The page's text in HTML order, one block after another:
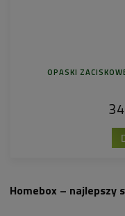
OPASKI
Homebox – najlepszy